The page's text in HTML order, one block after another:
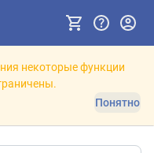
некоторые функции
Понятно